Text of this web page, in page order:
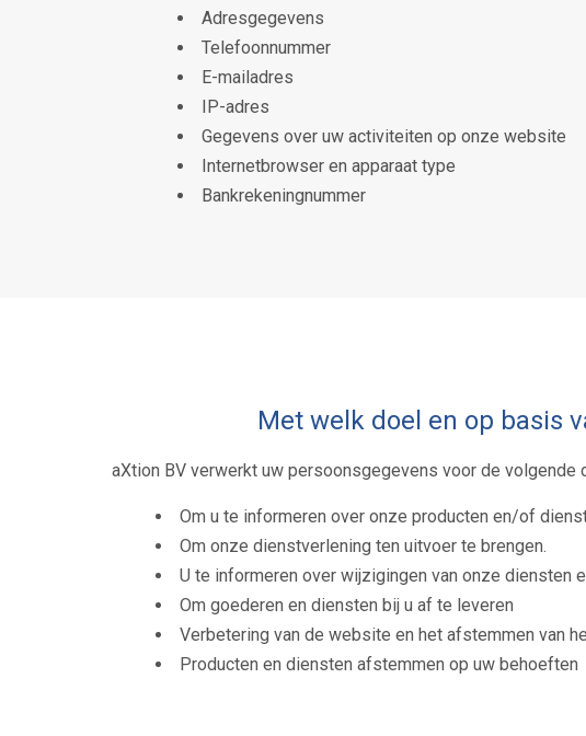
Adresgegevens
Telefoonnummer
E-mailadres
IP-adres
Gegevens over uw activiteiten op onze website
Internetbrowser en apparaat type
Bankrekeningnummer
Met welk doel en op basis
aXtion BV verwerkt uw persoonsgegevens voor de volgende
Om u te informeren over onze producten en/of
Om onze dienstverlening ten uitvoer te brengen.
U te informeren over wijzigingen van onze diensten
Om goederen en diensten bij u af te leveren
Verbetering van de website en het afstemmen van
Producten en diensten afstemmen op uw behoeften